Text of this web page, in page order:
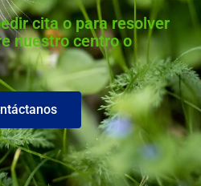
cita o para resolver
nuestro centro o